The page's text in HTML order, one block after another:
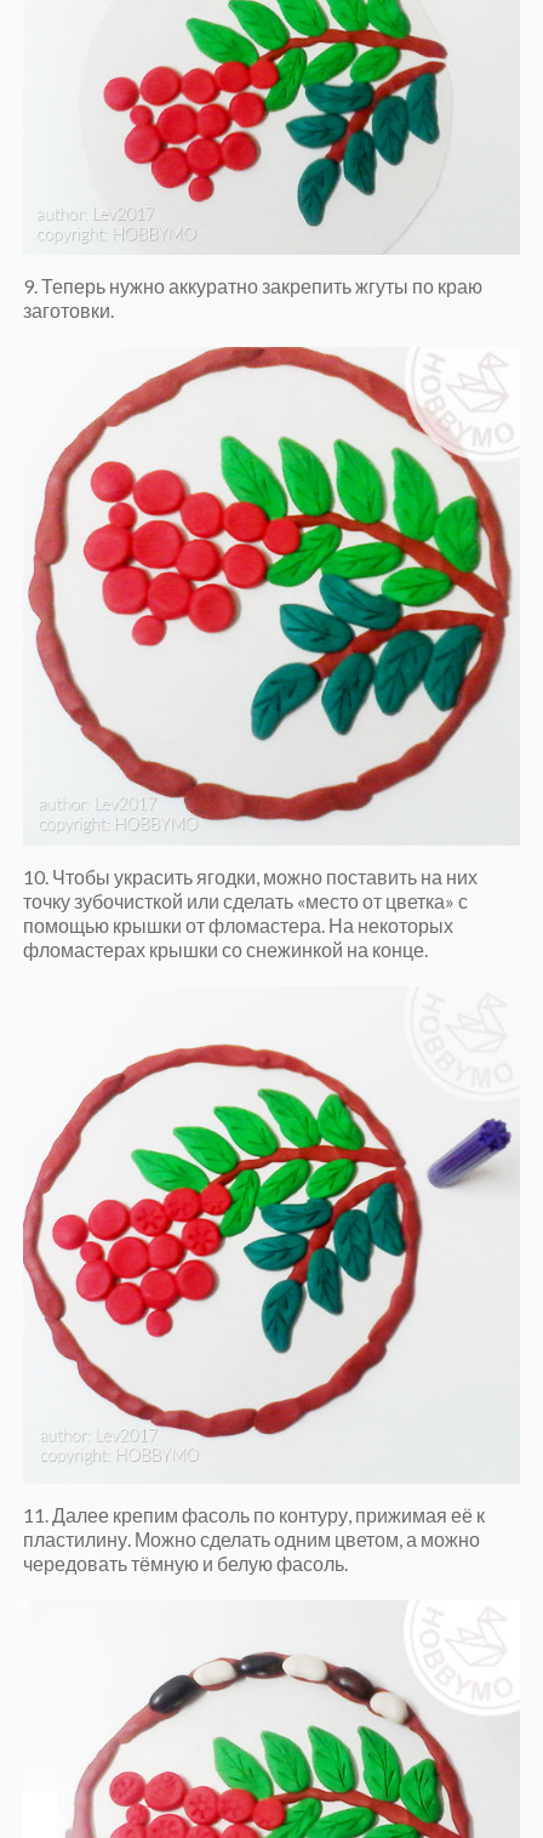
9. Теперь нужно аккуратно закрепить жгуты по краю
заготовки.
10. Чтобы украсить ягодки, можно поставить на них
точку зубочисткой или сделать «место от цветка» с
помощью крышки от фломастера. На некоторых
фломастерах крышки со снежинкой на конце.
11. Далее крепим фасоль по контуру, прижимая её к
пластилину. Можно сделать одним цветом, а можно
чередовать тёмную и белую фасоль.